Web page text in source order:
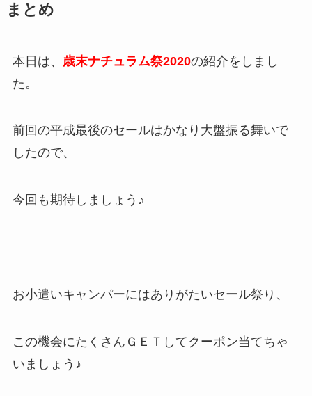
まとめ
本日は、 歳末ナチュラム祭2020の紹介をしまし
た。
前回の平成最後のセールはかなり大盤振る舞いで
したので、
今回も期待しましょう♪
お小遣いキャンパーにはありがたいセール祭り、
この機会にたくさんＧＥＴしてクーポン当てちゃ
いましょう♪